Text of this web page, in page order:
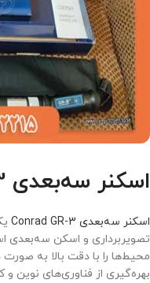
اسکنر سه‌بعدی Conrad GR-3
اسکنر سه‌بعدی Conrad GR-3
تصویربرداری و اسکن سه‌بعدی
محیط‌ها را با دقت بالا به
بهره‌گیری از فناوری‌های نوین و